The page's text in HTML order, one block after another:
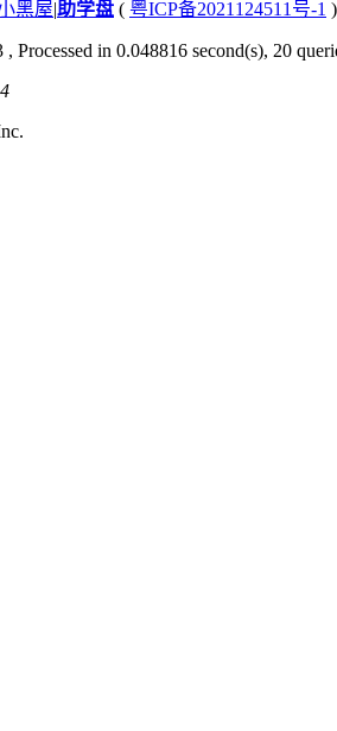
黑屋|助学盘 ( 粤ICP备2021124511号-1 )
, Processed in 0.048816 second(s), 20